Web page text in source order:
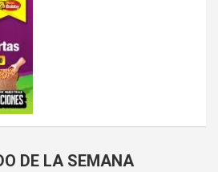
DE LA SEMANA